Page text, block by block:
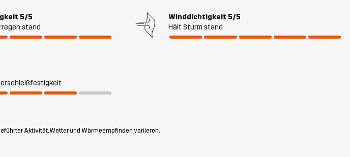
5/5
stand
Winddichtigkeit 5/5
Hält Sturm stand
Aktivität, Wetter und Wärmeempfinden variieren.